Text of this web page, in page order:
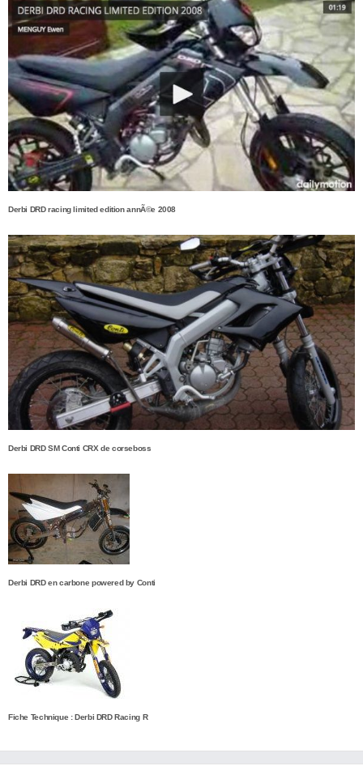
Derbi DRD racing limited edition annÃ©e 2008
Derbi DRD SM Conti CRX de corseboss
Derbi DRD en carbone powered by Conti
Fiche Technique : Derbi DRD Racing R